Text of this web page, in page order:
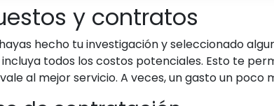
y contratos
hecho tu investigación y seleccionado
todos los costos potenciales. Esto te
al mejor servicio. A veces, un gasto un